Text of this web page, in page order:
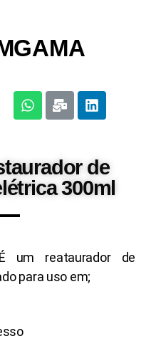
de
300ml
um reataurador de
para uso em;